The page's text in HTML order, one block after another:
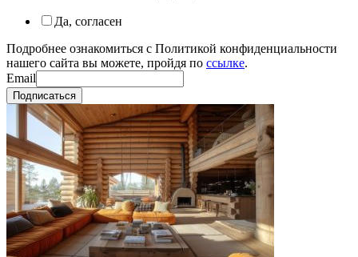
Да, согласен
Подробнее ознакомиться с Политикой конфиденциальности
нашего сайта вы можете, пройдя по ссылке.
Email
Подписаться